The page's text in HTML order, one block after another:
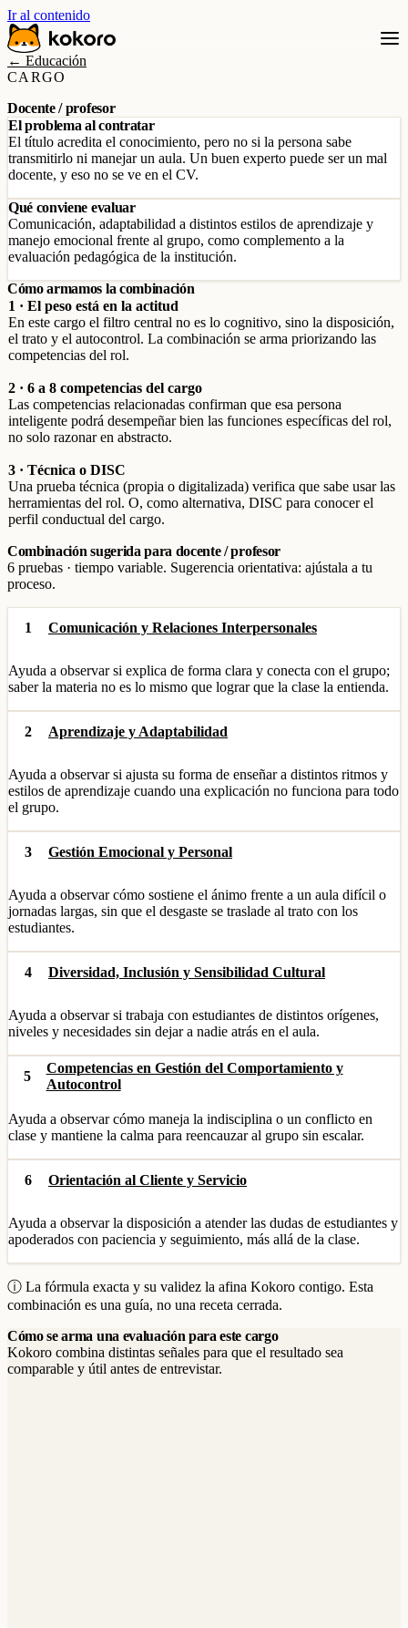
Ir al contenido
← Educación
CARGO
Docente / profesor
El problema al contratar
El título acredita el conocimiento, pero no si la persona sabe
transmitirlo ni manejar un aula. Un buen experto puede ser un mal
docente, y eso no se ve en el CV.
Qué conviene evaluar
Comunicación, adaptabilidad a distintos estilos de aprendizaje y
manejo emocional frente al grupo, como complemento a la
evaluación pedagógica de la institución.
Cómo armamos la combinación
1 · El peso está en la actitud
En este cargo el filtro central no es lo cognitivo, sino la disposición,
el trato y el autocontrol. La combinación se arma priorizando las
competencias del rol.
2 · 6 a 8 competencias del cargo
Las competencias relacionadas confirman que esa persona
inteligente podrá desempeñar bien las funciones específicas del rol,
no solo razonar en abstracto.
3 · Técnica o DISC
Una prueba técnica (propia o digitalizada) verifica que sabe usar las
herramientas del rol. O, como alternativa, DISC para conocer el
perfil conductual del cargo.
Combinación sugerida para docente / profesor
6 pruebas · tiempo variable. Sugerencia orientativa: ajústala a tu
proceso.
1 Comunicación y Relaciones Interpersonales
Ayuda a observar si explica de forma clara y conecta con el grupo;
saber la materia no es lo mismo que lograr que la clase la entienda.
2 Aprendizaje y Adaptabilidad
Ayuda a observar si ajusta su forma de enseñar a distintos ritmos y
estilos de aprendizaje cuando una explicación no funciona para todo
el grupo.
3 Gestión Emocional y Personal
Ayuda a observar cómo sostiene el ánimo frente a un aula difícil o
jornadas largas, sin que el desgaste se traslade al trato con los
estudiantes.
4 Diversidad, Inclusión y Sensibilidad Cultural
Ayuda a observar si trabaja con estudiantes de distintos orígenes,
niveles y necesidades sin dejar a nadie atrás en el aula.
5
Competencias en Gestión del Comportamiento y
Autocontrol
Ayuda a observar cómo maneja la indisciplina o un conflicto en
clase y mantiene la calma para reencauzar al grupo sin escalar.
6 Orientación al Cliente y Servicio
Ayuda a observar la disposición a atender las dudas de estudiantes y
apoderados con paciencia y seguimiento, más allá de la clase.
ⓘ La fórmula exacta y su validez la afina Kokoro contigo. Esta
combinación es una guía, no una receta cerrada.
Cómo se arma una evaluación para este cargo
Kokoro combina distintas señales para que el resultado sea
comparable y útil antes de entrevistar.